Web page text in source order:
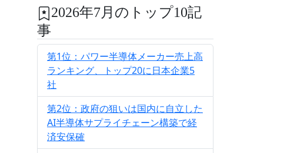
2026年7月のトップ10記
事
第1位：パワー半導体メーカー売上高
ランキング、トップ20に日本企業5
社
第2位：政府の狙いは国内に自立した
AI半導体サプライチェーン構築で経
済安保確